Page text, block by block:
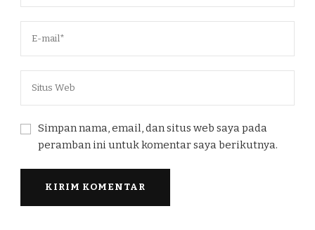
Simpan nama, email, dan situs web saya pada
peramban ini untuk komentar saya berikutnya.